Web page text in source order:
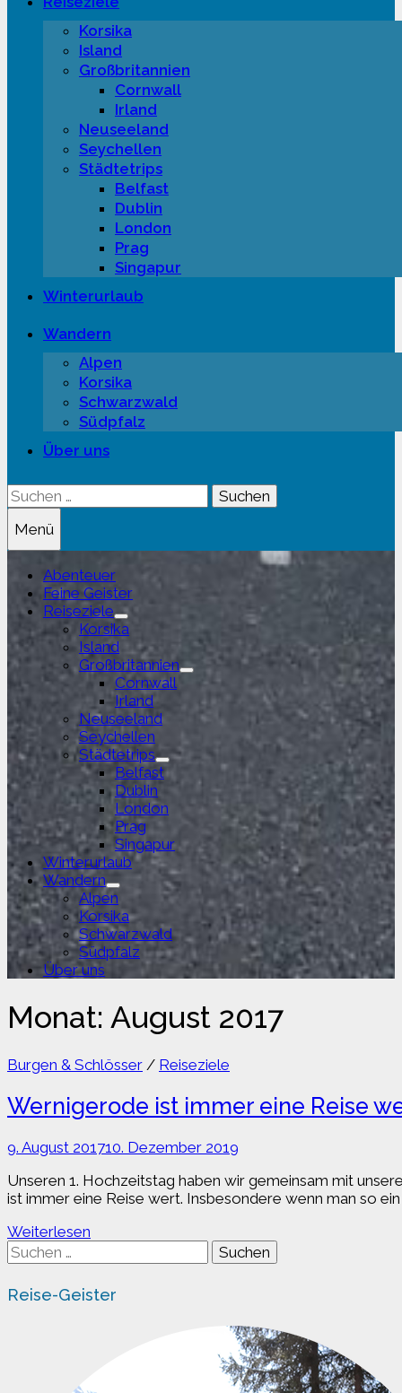
Korsika
Island
Großbritannien
Cornwall
Irland
Neuseeland
Seychellen
Städtetrips
Belfast
Dublin
London
Prag
Singapur
Winterurlaub
Wandern
Alpen
Korsika
Schwarzwald
Südpfalz
Über uns
Suchen
nach:
Menü
Abenteuer
Feine Geister
Reiseziele
Untermenü
anzeigen
Korsika
Island
Großbritannien
Untermenü
Cornwall
Irland
Neuseeland
Seychellen
Städtetrips
Untermenü
anzeigen
Belfast
Dublin
London
Prag
Singapur
Winterurlaub
Wandern
Untermenü
anzeigen
Alpen
Korsika
Schwarzwald
Südpfalz
Über uns
Monat: August 2017
Burgen & Schlösser / Reiseziele
Wernigerode ist immer eine Reise
9. August 201710. Dezember 2019
Unseren 1. Hochzeitstag haben wir gemeinsam mit
ist immer eine Reise wert. Insbesondere wenn man so
Wernigerode
ist
immer
eine
Reise
Weiterlesen
Suchen
nach:
Reise-Geister